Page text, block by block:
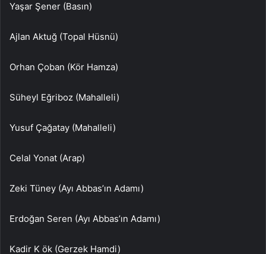
Yaşar Şener (Basın)
Ajlan Aktuğ (Topal Hüsnü)
Orhan Çoban (Kör Hamza)
Süheyl Eğriboz (Mahalleli)
Yusuf Çağatay (Mahalleli)
Celal Yonat (Arap)
Zeki Tüney (Ayı Abbas’ın Adamı)
Erdoğan Seren (Ayı Abbas’ın Adamı)
Kadir K ök (Gerzek Hamdi)